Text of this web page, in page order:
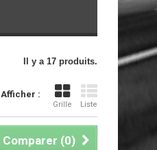
Il y a 17 produits.
Afficher :
Grille Liste
Comparer (0)